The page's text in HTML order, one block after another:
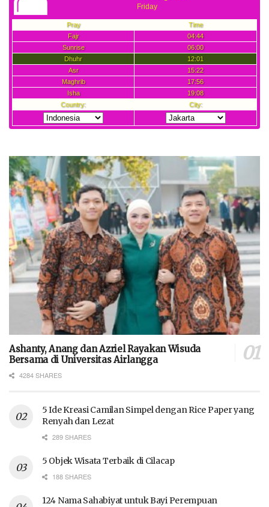
Ashanty, Anang dan Azriel Rayakan Wisuda
Bersama di Universitas Airlangga
4284 SHARES
5 Ide Kreasi Camilan Simpel dengan Rice Paper yang
Renyah dan Lezat
289 SHARES
5 Objek Wisata Terbaik di Cilacap
188 SHARES
124 Nama Sahabiyat untuk Bayi Perempuan